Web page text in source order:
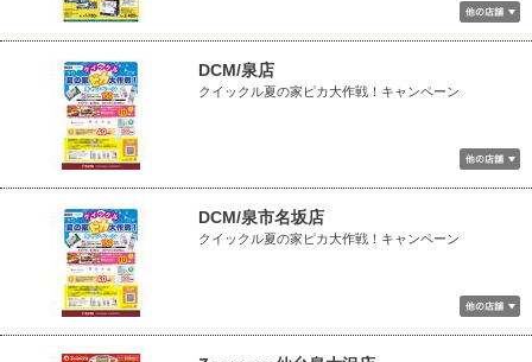
DCM/泉店
クイックル夏の家ピカ大作戦！キャンペーン
DCM/泉市名坂店
クイックル夏の家ピカ大作戦！キャンペーン